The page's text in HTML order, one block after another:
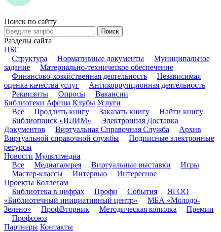
Поиск по сайту
Поиск
Разделы сайта
ЦБС
Структура
Нормативные документы
Муниципальное
задание
Материально-техническое обеспечение
Финансово-хозяйственная деятельность
Независимая
оценка качества услуг
Антикоррупционная деятельность
Реквизиты
Опросы
Вакансии
Библиотеки Афиша Клубы Услуги
Все
Продлить книгу Заказать книгу
Найти книгу
Библиопоиск «ИЛИМ»
Электронная Доставка
Документов
Виртуальная Справочная Служба
Архив
Виртуальной справочной службы
Подписные электронные
ресурсы
Новости Мультимедиа
Все
Медиагалерея Виртуальные выставки
Игры
Мастер-классы
Интервью
Интересное
Проекты Коллегам
Библиотека в цифрах
Профи События
ЯГОО
«Библиотечный инициативный центр»
МБА «Молодо-
Зелено»
ПрофВторник Методическая копилка
Премии
Профсоюз
Партнеры Контакты